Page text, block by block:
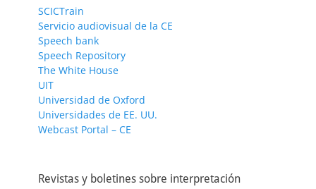
SCICTrain
Servicio audiovisual de la CE
Speech bank
Speech Repository
The White House
UIT
Universidad de Oxford
Universidades de EE. UU.
Webcast Portal – CE
Revistas y boletines sobre interpretación